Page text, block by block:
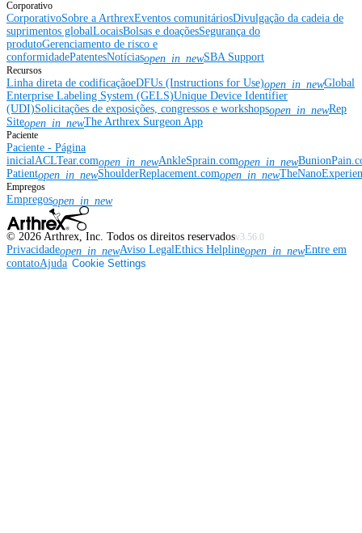
Corporativo
CorporativoSobre a ArthrexEventos comunitáriosDivulgação da cadeia de
suprimentos globalLocaisBolsas e doaçõesSegurança do
produtoGerenciamento de risco e
conformidadePatentesNotíciasopen_in_newSBA Support
Recursos
Linha direta de codificaçãoeDFUs (Instructions for Use)open_in_newGlobal
Enterprise Labeling System (GELS)Unique Device Identifier
(UDI)Solicitações de exposições, congressos e workshopsopen_in_newRep
Siteopen_in_newThe Arthrex Surgeon App
Paciente
Paciente - Página
inicialACLTear.comopen_in_newAnkleSprain.comopen_in_new
Patientopen_in_newShoulderReplacement.comopen_in_new
Empregos
Empregosopen_in_new
© 2026 Arthrex, Inc. Todos os direitos reservadosv3.56.0
Privacidadeopen_in_newAviso LegalEthics Helplineopen_in_newEntre em
contatoAjuda Cookie Settings